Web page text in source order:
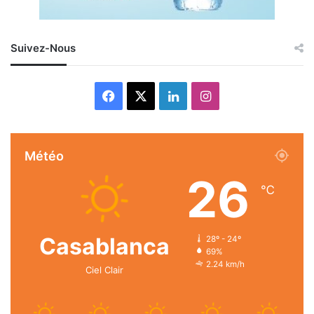
Suivez-Nous
Facebook LinkedinInstagram
Météo
Casablanca
Ciel Clair
26 ℃
28º - 24º
69%
2.24 km/h